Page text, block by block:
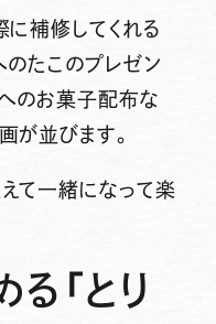
に補修してくれる
のたこのプレゼン
のお菓子配布な
が並びます。
て一緒になって楽
「とり